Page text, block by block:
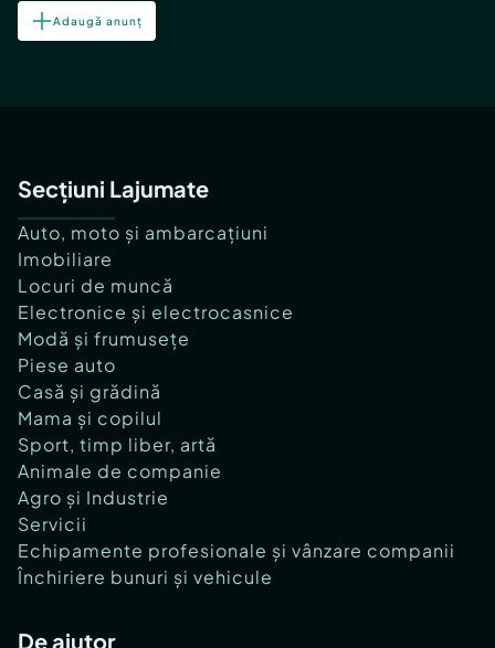
Adaugă anunț
Secțiuni Lajumate
Auto, moto și ambarcațiuni
Imobiliare
Locuri de muncă
Electronice și electrocasnice
Modă și frumusețe
Piese auto
Casă și grădină
Mama și copilul
Sport, timp liber, artă
Animale de companie
Agro și Industrie
Servicii
Echipamente profesionale și vânzare companii
Închiriere bunuri și vehicule
De ajutor